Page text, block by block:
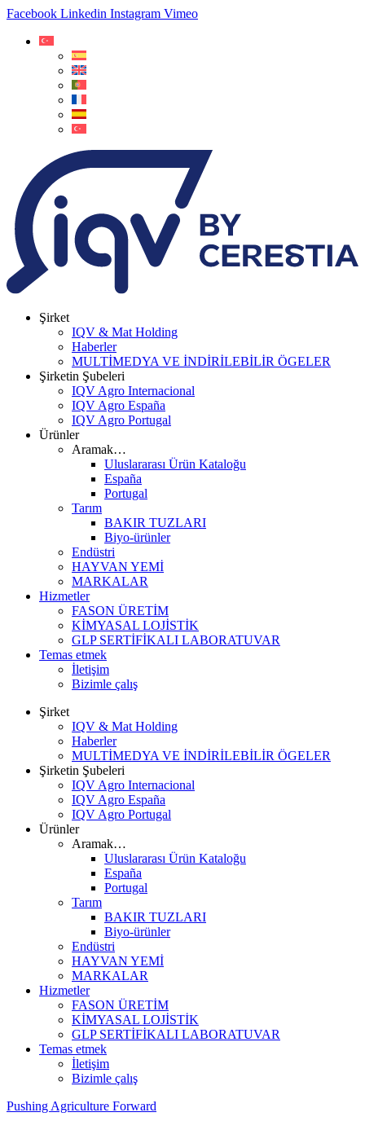
Facebook Linkedin Instagram Vimeo
Şirket
IQV & Mat Holding
Haberler
MULTİMEDYA VE İNDİRİLEBİLİR ÖGELER
Şirketin Şubeleri
IQV Agro Internacional
IQV Agro España
IQV Agro Portugal
Ürünler
Aramak…
Uluslararası Ürün Kataloğu
España
Portugal
Tarım
BAKIR TUZLARI
Biyo-ürünler
Endüstri
HAYVAN YEMİ
MARKALAR
Hizmetler
FASON ÜRETİM
KİMYASAL LOJİSTİK
GLP SERTİFİKALI LABORATUVAR
Temas etmek
İletişim
Bizimle çalış
Şirket
IQV & Mat Holding
Haberler
MULTİMEDYA VE İNDİRİLEBİLİR ÖGELER
Şirketin Şubeleri
IQV Agro Internacional
IQV Agro España
IQV Agro Portugal
Ürünler
Aramak…
Uluslararası Ürün Kataloğu
España
Portugal
Tarım
BAKIR TUZLARI
Biyo-ürünler
Endüstri
HAYVAN YEMİ
MARKALAR
Hizmetler
FASON ÜRETİM
KİMYASAL LOJİSTİK
GLP SERTİFİKALI LABORATUVAR
Temas etmek
İletişim
Bizimle çalış
Pushing Agriculture Forward